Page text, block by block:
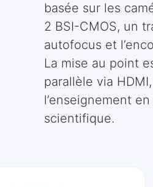
basée sur les
2 BSI-CMOS, un
autofocus et
La mise au point
parallèle via
l’enseignement
scientifique.